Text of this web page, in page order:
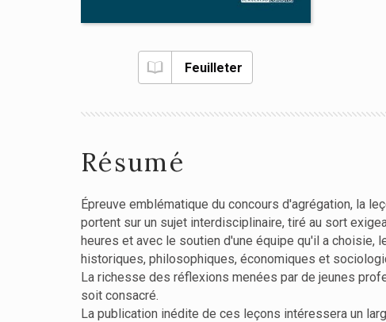
Feuilleter
Résumé
Épreuve emblématique du concours d'agrégation, la
portent sur un sujet interdisciplinaire, tiré au sort
heures et avec le soutien d'une équipe qu'il a choisie,
historiques, philosophiques, économiques et
La richesse des réflexions menées par de jeunes
soit consacré.
La publication inédite de ces leçons intéressera un